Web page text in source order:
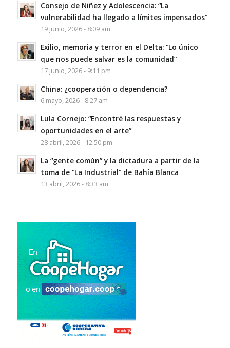
Consejo de Niñez y Adolescencia: “La
vulnerabilidad ha llegado a límites impensados”
19 junio, 2026 - 8:09 am
Exilio, memoria y terror en el Delta: “Lo único
que nos puede salvar es la comunidad”
17 junio, 2026 - 9:11 pm
China: ¿cooperación o dependencia?
6 mayo, 2026 - 8:27 am
Lula Cornejo: “Encontré las respuestas y
oportunidades en el arte”
28 abril, 2026 - 12:50 pm
La “gente común” y la dictadura a partir de la
toma de “La Industrial” de Bahía Blanca
13 abril, 2026 - 8:33 am